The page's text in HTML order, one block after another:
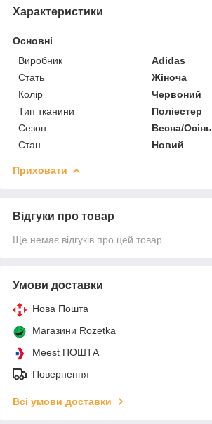
Характеристики
Основні
Виробник
Adidas
Стать
Жіноча
Колір
Червоний
Тип тканини
Поліестер
Сезон
Весна/Осінь
Стан
Новий
Приховати
Відгуки про товар
Ще немає відгуків про цей товар
Умови доставки
Нова Пошта
Магазини Rozetka
Meest ПОШТА
Повернення
Всі умови доставки